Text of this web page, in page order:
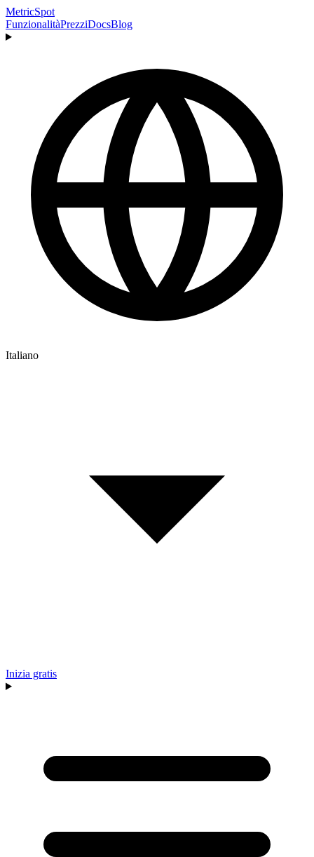
MetricSpot
FunzionalitàPrezziDocsBlog
Italiano
Inizia gratis